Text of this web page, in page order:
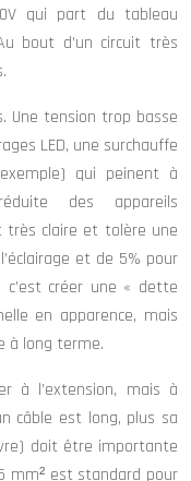
qui part du tableau
bout d’un circuit très
Une tension trop basse
LED, une surchauffe
qui peinent à
des appareils
très claire et tolère une
et de 5% pour
c’est créer une « dette
en apparence, mais
à long terme.
à l’extension, mais à
câble est long, plus sa
doit être importante
mm² est standard pour